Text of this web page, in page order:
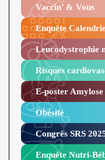
Vaccin’ & Vous
Enquête
Leucodystrophie
Risques
E-poster Amylose
Obésité ​
Congrès SRS
Enquête Nutri-